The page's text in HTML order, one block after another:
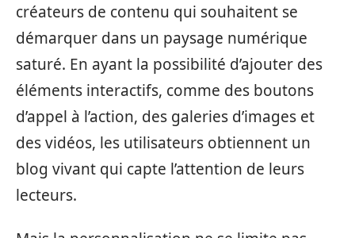
créateurs de contenu qui souhaitent se
démarquer dans un paysage numérique
saturé. En ayant la possibilité d’ajouter des
éléments interactifs, comme des boutons
d’appel à l’action, des galeries d’images et
des vidéos, les utilisateurs obtiennent un
blog vivant qui capte l’attention de leurs
lecteurs.